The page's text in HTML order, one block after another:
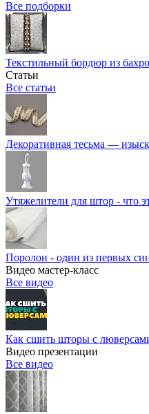
Все подборки
Текстильный бордюр из
Статьи
Все статьи
Декоративная тесьма —
Утяжелители для штор - что
Поролон - один из первых
Видео мастер-класс
Все видео
Как сшить шторы с
Видео презентации
Все видео